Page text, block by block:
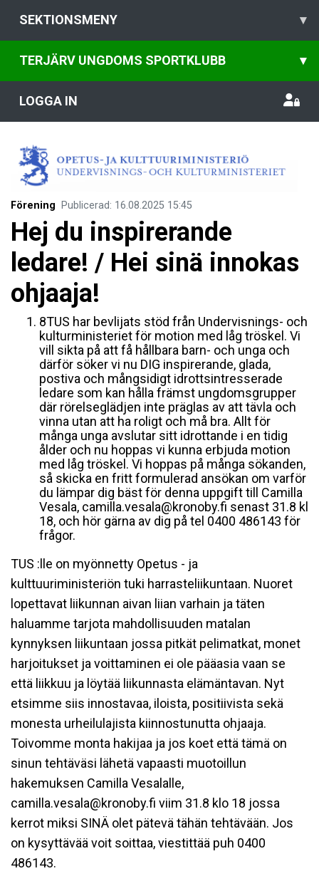
SEKTIONSMENY ▾
TERJÄRV UNGDOMS SPORTKLUBB ▾
LOGGA IN
Förening Publicerad: 16.08.2025 15:45
Hej du inspirerande
ledare! / Hei sinä innokas
ohjaaja!
8TUS har bevlijats stöd från Undervisnings- och
kulturministeriet för motion med låg tröskel. Vi
vill sikta på att få hållbara barn- och unga och
därför söker vi nu DIG inspirerande, glada,
postiva och mångsidigt idrottsintresserade
ledare som kan hålla främst ungdomsgrupper
där rörelseglädjen inte präglas av att tävla och
vinna utan att ha roligt och må bra. Allt för
många unga avslutar sitt idrottande i en tidig
ålder och nu hoppas vi kunna erbjuda motion
med låg tröskel. Vi hoppas på många sökanden,
så skicka en fritt formulerad ansökan om varför
du lämpar dig bäst för denna uppgift till Camilla
Vesala, camilla.vesala@kronoby.fi senast 31.8 kl
18, och hör gärna av dig på tel 0400 486143 för
frågor.
TUS :lle on myönnetty Opetus - ja
kulttuuriministeriön tuki harrasteliikuntaan. Nuoret
lopettavat liikunnan aivan liian varhain ja täten
haluamme tarjota mahdollisuuden matalan
kynnyksen liikuntaan jossa pitkät pelimatkat, monet
harjoitukset ja voittaminen ei ole pääasia vaan se
että liikkuu ja löytää liikunnasta elämäntavan. Nyt
etsimme siis innostavaa, iloista, positiivista sekä
monesta urheilulajista kiinnostunutta ohjaaja.
Toivomme monta hakijaa ja jos koet että tämä on
sinun tehtäväsi lähetä vapaasti muotoillun
hakemuksen Camilla Vesalalle,
camilla.vesala@kronoby.fi viim 31.8 klo 18 jossa
kerrot miksi SINÄ olet pätevä tähän tehtävään. Jos
on kysyttävää voit soittaa, viestittää puh 0400
486143.